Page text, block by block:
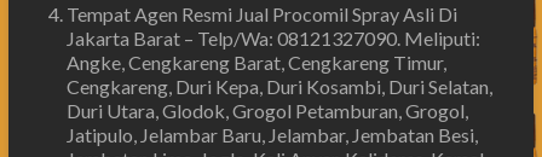
Tempat Agen Resmi Jual Procomil Spray Asli Di
Jakarta Barat – Telp/Wa: 08121327090. Meliputi:
Angke, Cengkareng Barat, Cengkareng Timur,
Cengkareng, Duri Kepa, Duri Kosambi, Duri Selatan,
Duri Utara, Glodok, Grogol Petamburan, Grogol,
Jatipulo, Jelambar Baru, Jelambar, Jembatan Besi,